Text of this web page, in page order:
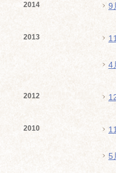
2014 9
2013
4
2012
2010
5